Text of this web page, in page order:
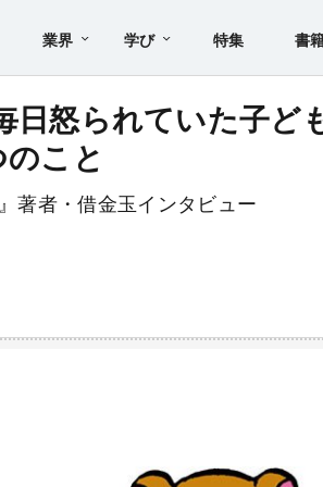
業界 学び 特集 書
怒られていた子ど
こと
著者・借金玉インタビュー